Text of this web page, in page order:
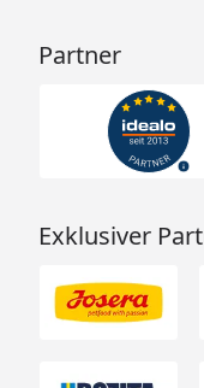
Partner
Exklusiver